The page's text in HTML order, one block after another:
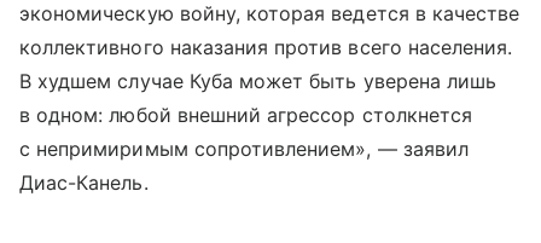
экономическую войну, которая ведется в качестве
коллективного наказания против всего населения.
В худшем случае Куба может быть уверена лишь
в одном: любой внешний агрессор столкнется
с непримиримым сопротивлением», — заявил
Диас-Канель.